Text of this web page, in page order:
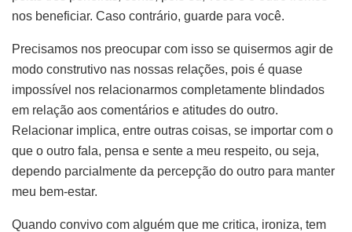
nos beneficiar. Caso contrário, guarde para você.
Precisamos nos preocupar com isso se quisermos agir de
modo construtivo nas nossas relações, pois é quase
impossível nos relacionarmos completamente blindados
em relação aos comentários e atitudes do outro.
Relacionar implica, entre outras coisas, se importar com o
que o outro fala, pensa e sente a meu respeito, ou seja,
dependo parcialmente da percepção do outro para manter
meu bem-estar.
Quando convivo com alguém que me critica, ironiza, tem